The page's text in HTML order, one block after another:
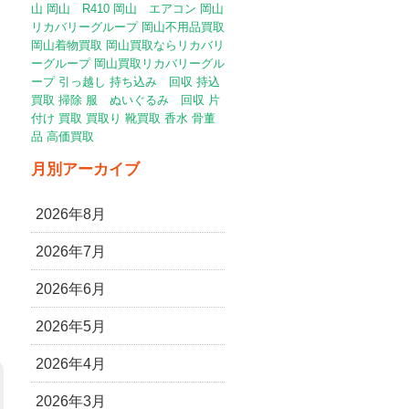
山 岡山 R410 岡山 エアコン 岡山
リカバリーグループ 岡山不用品買取
岡山着物買取 岡山買取ならリカバリ
ーグループ 岡山買取リカバリーグル
ープ 引っ越し 持ち込み 回収 持込
買取 掃除 服 ぬいぐるみ 回収 片
付け 買取 買取り 靴買取 香水 骨董
品 高価買取
月別アーカイブ
2026年8月
2026年7月
2026年6月
2026年5月
2026年4月
2026年3月